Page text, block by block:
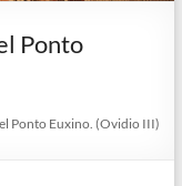
Ponto
Ponto Euxino. (Ovidio III)